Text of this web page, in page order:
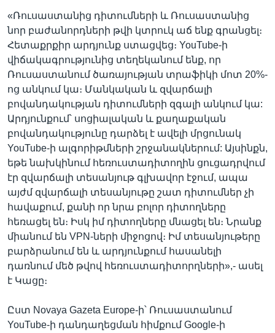
«Ռուսաստանից դիտումների և Ռուսաստանից
նոր բաժանորդների թվի կտրուկ աճ ենք գրանցել։
Հետաքրքիր արդյունք ստացվեց։ YouTube-ի
վիճակագրությունից տեղեկանում ենք, որ
Ռուսաստանում ծառայության տրաֆիկի մոտ 20%-
ոց անկում կա։ Մանկական և զվարճալի
բովանդակության դիտումների զգալի անկում կա:
Արդյունքում՝ սոցիալական և քաղաքական
բովանդակությունը դարձել է ավելի մրցունակ
YouTube-ի ալգորիթմների շրջանակներում: Այսինքն,
եթե նախկինում հեռուստադիտողին ցուցադրվում
էր զվարճալի տեսանյութ գլխավոր էջում, ապա
այժմ զվարճալի տեսանյութը շատ դիտումներ չի
հավաքում, քանի որ նրա բոլոր դիտողները
հեռացել են։ Իսկ իմ դիտողները մնացել են։ Նրանք
միանում են VPN-ների միջոցով։ Իմ տեսանյութերը
բարձրանում են և արդյունքում հասանելի
դառնում մեծ թվով հեռուստադիտորղների»,- ասել
է Կացը։
Ըստ Novaya Gazeta Europe-ի՝ Ռուսաստանում
YouTube-ի դանդաղեցման հիմքում Google-ի